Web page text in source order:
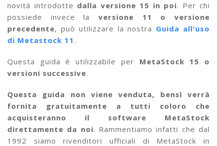
novità introdotte dalla versione 15 in poi. Per chi
possiede invece la versione 11 o versione
precedente, può utilizzare la nostra Guida all'uso
di Metastock 11 .
Questa guida è utilizzabile per MetaStock 15 o
versioni successive.
Questa guida non viene venduta, bensì verrà
fornita gratuitamente a tutti coloro che
acquisteranno il software MetaStock
direttamente da noi. Rammentiamo infatti che dal
1992 siamo rivenditori ufficiali di MetaStock in